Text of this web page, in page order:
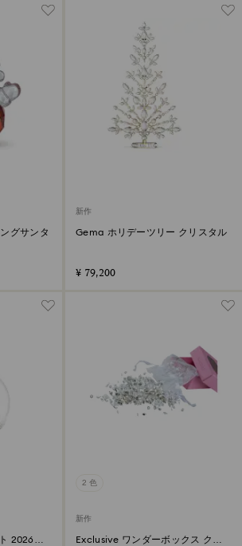
グサンタ
新作
Gema ホリデーツリー クリスタル
¥ 79,200
2026年
2 色
新作
Exclusive ワンダーボックス クリ